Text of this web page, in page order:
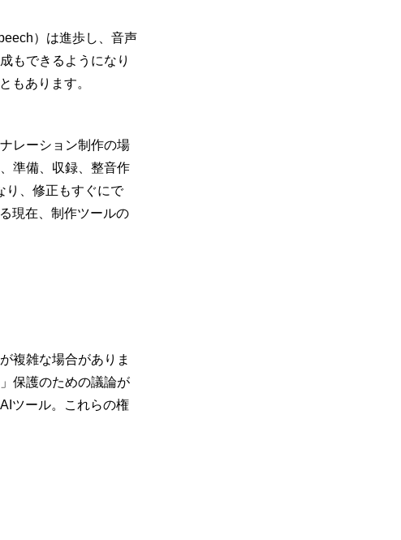
）は進歩し、音声
もできるようになり
もあります。
レーション制作の場
準備、収録、整音作
り、修正もすぐにで
現在、制作ツールの
複雑な場合がありま
保護のための議論が
ツール。これらの権